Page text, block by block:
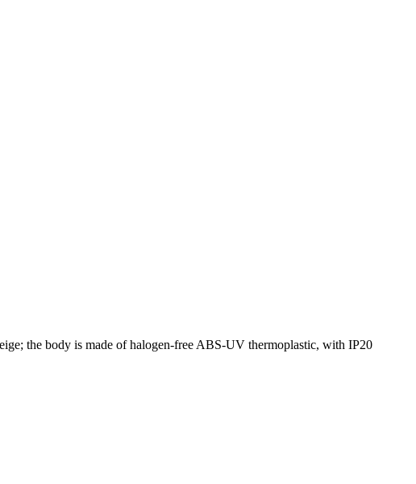
the body is made of halogen-free ABS-UV thermoplastic, with IP20